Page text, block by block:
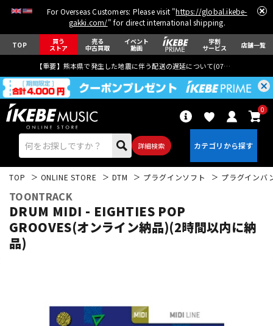
For Overseas Customers: Please visit "https://global.ikebe-
gakki.com/" for direct international shipping.
TOP 買う
ストア
売る
中古買取
イベント
動画
学割
サービス 店舗一覧
【重要】熊本県で発生した地震に伴う配送の遅延について(07月29日
詳細検索
0
TOP ONLINE STORE DTM プラグインソフト プラグインバ
TOONTRACK
DRUM MIDI - EIGHTIES POP
GROOVES(オンライン納品)(2時間以内に納
品)